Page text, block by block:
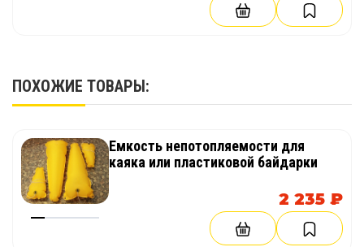
ПОХОЖИЕ ТОВАРЫ:
Емкость непотопляемости для
каяка или пластиковой байдарки
2 235 ₽